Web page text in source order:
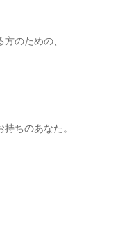
のための、
ちのあなた。